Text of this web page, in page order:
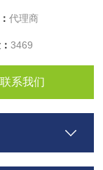
代理商
3469
联系我们